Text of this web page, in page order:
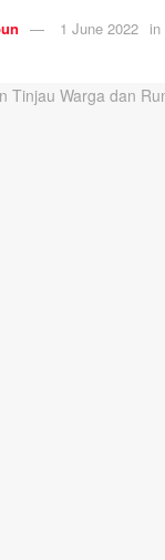
1 June 2022 in